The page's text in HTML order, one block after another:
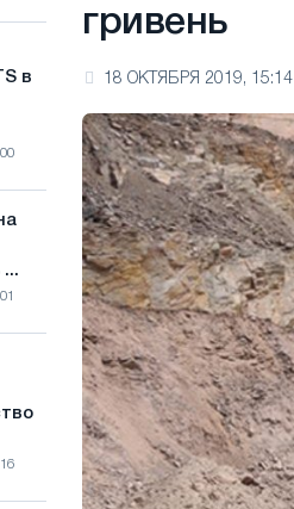
в
...
гривень
18 ОКТЯБРЯ 2019, 15:14